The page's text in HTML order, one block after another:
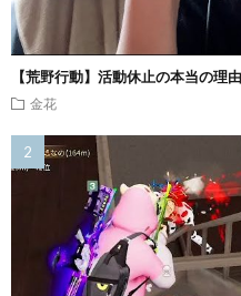
【荒野行動】活動休止の本当の理
金花